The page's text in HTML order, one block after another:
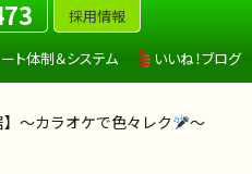
採用情報
ト体制＆システム いいね！ブログ
】～カラオケで色々レク ～